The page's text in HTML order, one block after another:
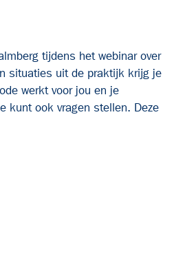
tijdens het webinar over
situaties uit de praktijk krijg je
werkt voor jou en je
kunt ook vragen stellen. Deze